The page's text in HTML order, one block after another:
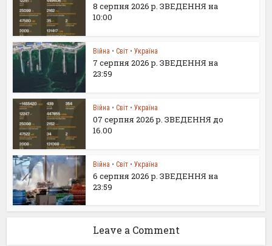
8 серпня 2026 р. ЗВЕДЕННЯ на
10:00
Війна • Світ • Україна
7 серпня 2026 р. ЗВЕДЕННЯ на
23:59
Війна • Світ • Україна
07 серпня 2026 р. ЗВЕДЕННЯ до
16.00
Війна • Світ • Україна
6 серпня 2026 р. ЗВЕДЕННЯ на
23:59
Leave a Comment